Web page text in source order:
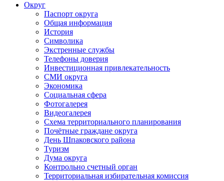
Округ
Паспорт округа
Общая информация
История
Символика
Экстренные службы
Телефоны доверия
Инвестиционная привлекательность
СМИ округа
Экономика
Социальная сфера
Фотогалерея
Видеогалерея
Схема территориального планирования
Почётные граждане округа
День Шпаковского района
Туризм
Дума округа
Контрольно счетный орган
Территориальная избирательная комиссия